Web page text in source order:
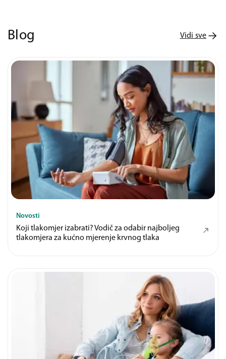
Blog Vidi sve
Novosti
Koji tlakomjer izabrati? Vodič za odabir najboljeg
tlakomjera za kućno mjerenje krvnog tlaka